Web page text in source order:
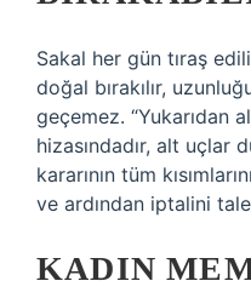
Sakal her gün tıraş
doğal bırakılır,
geçemez. “Yukarıdan
hizasındadır, alt uçlar
kararının tüm
ve ardından iptalini
KADIN